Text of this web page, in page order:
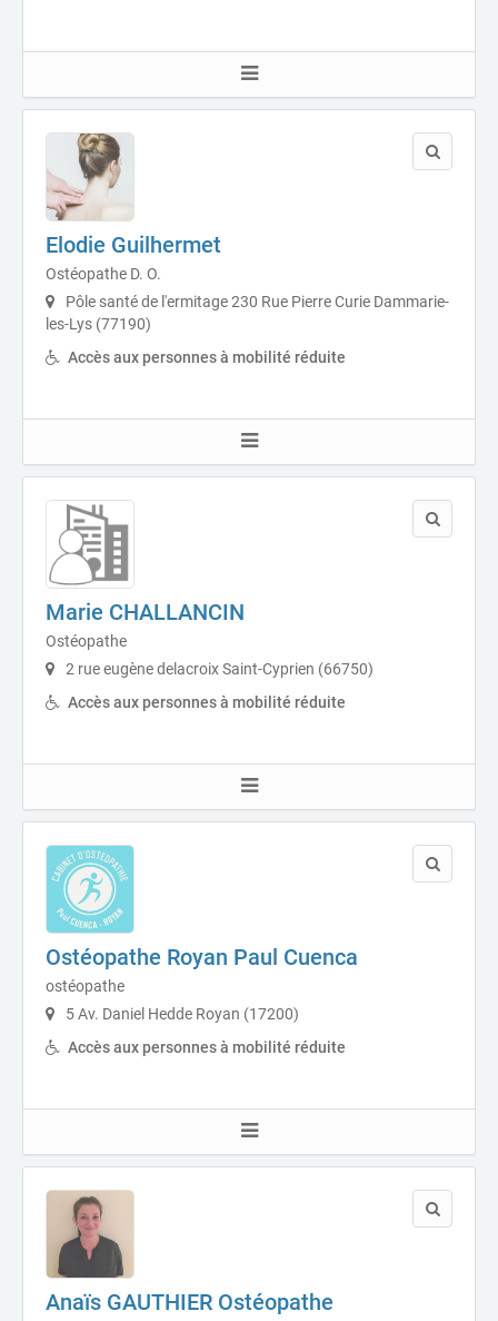
Elodie Guilhermet
Ostéopathe D. O.
Pôle santé de l'ermitage 230 Rue Pierre Curie Dammarie-
les-Lys (77190)
Accès aux personnes à mobilité réduite
Marie CHALLANCIN
Ostéopathe
2 rue eugène delacroix Saint-Cyprien (66750)
Accès aux personnes à mobilité réduite
Ostéopathe Royan Paul Cuenca
ostéopathe
5 Av. Daniel Hedde Royan (17200)
Accès aux personnes à mobilité réduite
Anaïs GAUTHIER Ostéopathe